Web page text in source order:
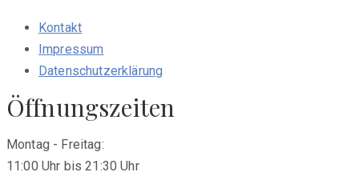
Kontakt
Impressum
Datenschutzerklärung
Öffnungszeiten
Montag - Freitag:
11:00 Uhr bis 21:30 Uhr